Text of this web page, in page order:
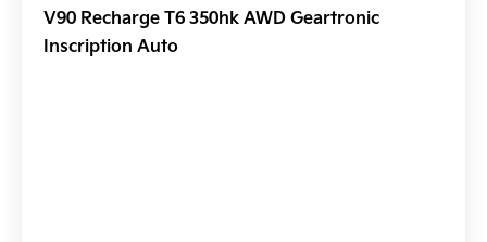
V90 Recharge T6 350hk AWD Geartronic
Inscription Auto